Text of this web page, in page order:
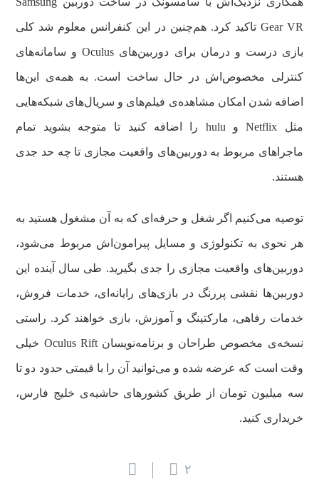
Gear VR تاکید کرد. هم‌چنین در این کنفرانس معلوم شد کلی
بازی درست و درمان برای دوربین‌های Oculus و سامانه‌های
کنترلی مخصوص‌اش در حال ساخت است. به همه‌ی این‌ها
اضافه شدن امکان مشاهده‌ی فیلم‌های و سریال‌های شبکه‌هایی
مثل Netflix و hulu را اضافه کنید تا متوجه بشوید تمام
ماجراهای مربوط به دوربین‌های واقعیت مجازی تا چه حد جدی
هستند.
توصیه می‌کنیم اگر شغل و حرفه‌ای که به آن مشغول هستید به
هر نحوی به تکنولوژی و مسایل پیرامون‌اش مربوط می‌شود،
دوربین‌های واقعیت مجازی را جدی بگیرید. طی سال آینده این
دوربین‌ها نقشی پررنگ در بازی‌های رایانه‌ای، خدمات فروش،
خدمات رفاهی، مارکتینگ و آموزش، بازی خواهند کرد. راستی
نسخه‌ی مخصوص طراحان و برنامه‌نویسان Oculus Rift خیلی
وقت است که عرضه شده و می‌توانید آن را با قیمتی حدود دو تا
سه میلیون تومان از طریق کشورهای حاشیه‌ی خلیج فارس،
خریداری کنید.
۲